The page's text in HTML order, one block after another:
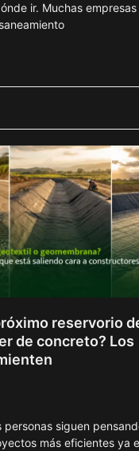
ir. Muchas empresas
reservorio
de concreto? Los
personas siguen
más eficientes ya